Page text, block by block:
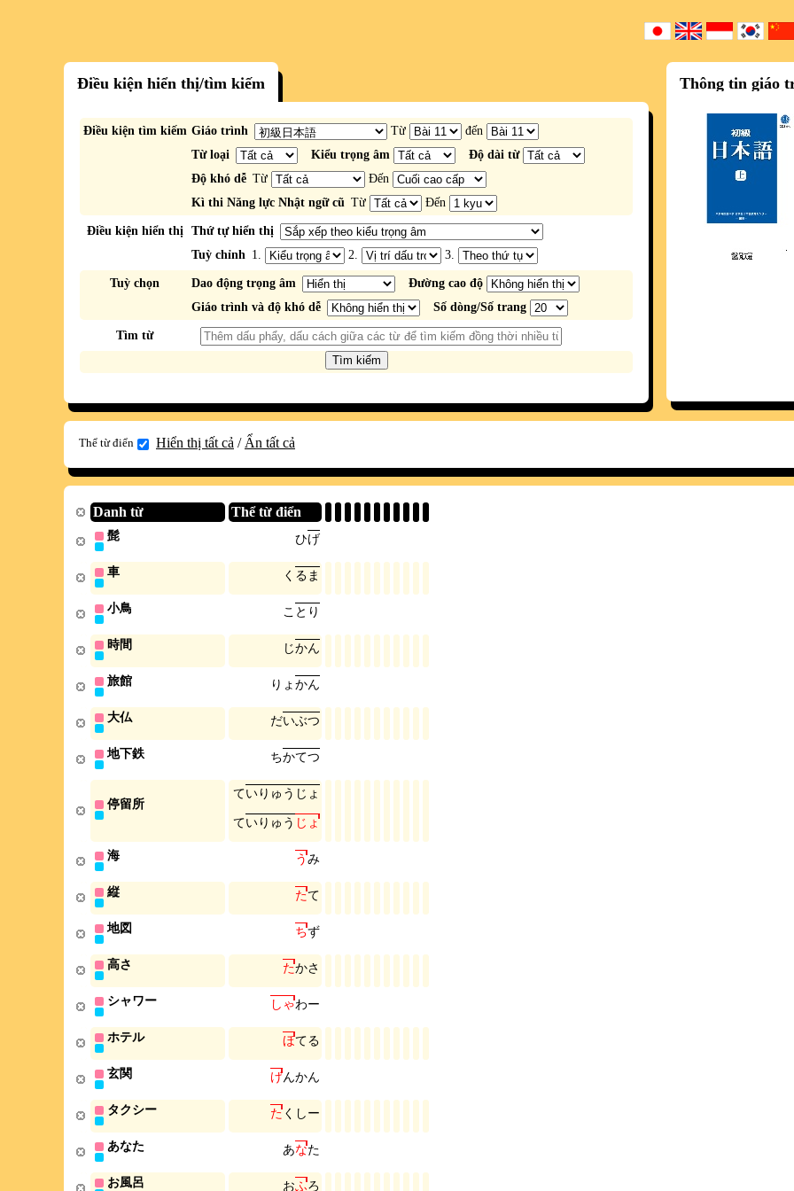
Điều kiện hiển thị/tìm kiếm
Điều kiện tìm kiếm Giáo trình Từ
đến
Từ loại
Kiểu trọng âm
Độ dài từ
Độ khó dễ Từ
Đến
Kì thi Năng lực Nhật ngữ cũ Từ Đến
Điều kiện hiển thị
Thứ tự hiển thị
Tuỳ chỉnh 1. 2. 3.
Tuỳ chọn Dao động trọng âm
Đường cao độ
Giáo trình và độ khó dễ
Số dòng/Số trang
Tìm từ
Thông tin giáo
Thể từ điển Hiển thị tất cả / Ẩn tất cả
Danh từ Thể từ điển
髭 ひげ
車 く る ま
小鳥 こ と り
時間 じかん
旅館 り ょかん
大仏 だいぶつ
地下鉄 ちかてつ
停留所
ていり ゅ う じ ょ
ていり ゅ う じ ょ
海 うみ
縦 たて
地図 ちず
高さ たかさ
シャワー し ゃわー
ホテル ほてる
玄関 げんかん
タクシー たく しー
あなた あなた
お風呂 おふろ